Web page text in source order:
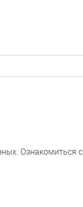
Ознакомиться с